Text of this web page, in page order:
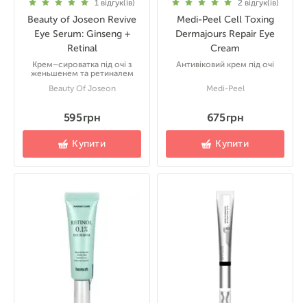
1 відгук(ів)
Beauty of Joseon Revive
Eye Serum: Ginseng +
Retinal
Крем–сироватка під очі з
женьшенем та ретиналем
Beauty Of Joseon
595 грн
Купити
2 відгук(ів)
Medi-Peel Cell Toxing
Dermajours Repair Eye
Cream
Антивіковий крем під очі
Medi-Peel
675 грн
Купити